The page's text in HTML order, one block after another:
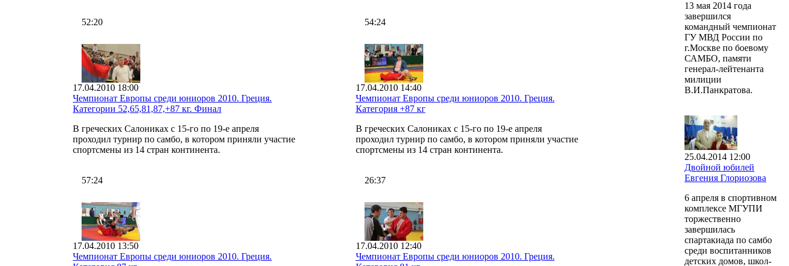
52:20 54:24
17.04.2010 18:00
Чемпионат Европы среди юниоров 2010. Греция.
Категории 52,65,81,87,+87 кг. Финал
В греческих Салониках с 15-го по 19-е апреля
проходил турнир по самбо, в котором приняли участие
спортсмены из 14 стран континента.
57:24
17.04.2010 14:40
Чемпионат Европы среди юниоров 2010. Греция.
Категория +87 кг
В греческих Салониках с 15-го по 19-е апреля
проходил турнир по самбо, в котором приняли участие
спортсмены из 14 стран континента.
26:37
17.04.2010 13:50
Чемпионат Европы среди юниоров 2010. Греция.
17.04.2010 12:40
Чемпионат Европы среди юниоров 2010. Греция.
13 мая 2014 года
завершился
командный чемпионат
ГУ МВД России по
г.Москве по боевому
САМБО, памяти
генерал-лейтенанта
милиции
В.И.Панкратова.
25.04.2014 12:00
Двойной юбилей
Евгения Глориозова
6 апреля в спортивном
комплексе МГУПИ
торжественно
завершилась
спартакиада по самбо
среди воспитанников
детских домов, школ-